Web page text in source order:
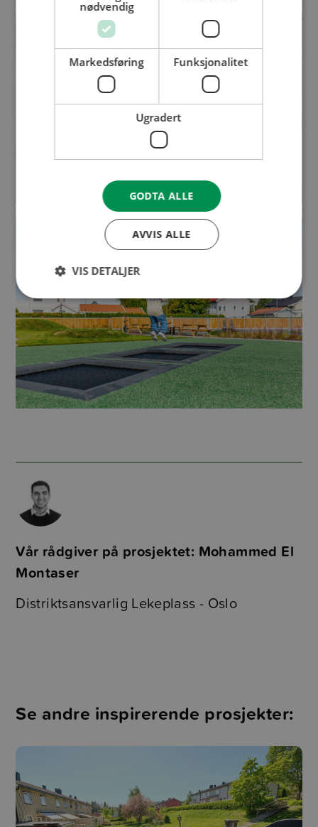
Vår rådgiver på prosjektet: Mohammed El
Montaser
Distriktsansvarlig Lekeplass - Oslo
Se andre inspirerende prosjekter:
nødvendig
Markedsføring Funksjonalitet
Ugradert
GODTA ALLE
AVVIS ALLE
VIS DETALJER